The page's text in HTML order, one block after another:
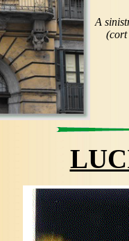
A
(cort